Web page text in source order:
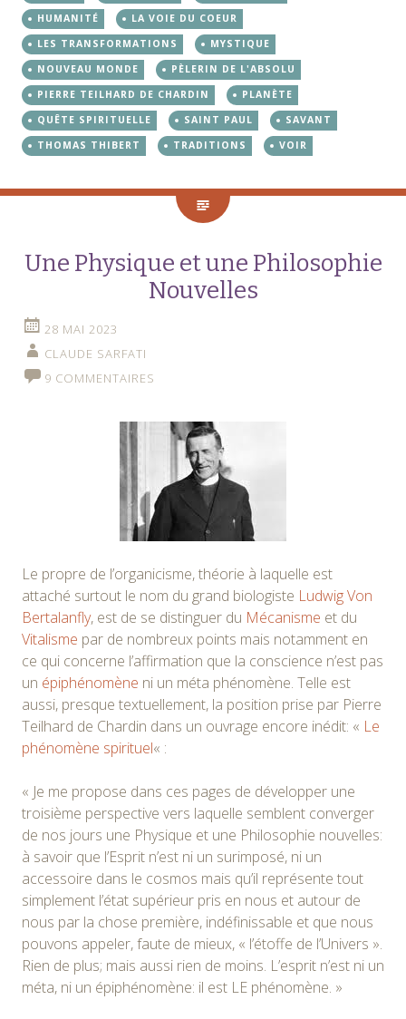
HUMANITÉ
LA VOIE DU COEUR
LES TRANSFORMATIONS
MYSTIQUE
NOUVEAU MONDE
PÈLERIN DE L'ABSOLU
PIERRE TEILHARD DE CHARDIN
PLANÈTE
QUÊTE SPIRITUELLE
SAINT PAUL
SAVANT
THOMAS THIBERT
TRADITIONS VOIR
Une Physique et une Philosophie
Nouvelles
28 MAI 2023
CLAUDE SARFATI
9 COMMENTAIRES
Le propre de l’organicisme, théorie à laquelle est
attaché surtout le nom du grand biologiste Ludwig Von
Bertalanfly, est de se distinguer du Mécanisme et du
Vitalisme par de nombreux points mais notamment en
ce qui concerne l’affirmation que la conscience n’est pas
un épiphénomène ni un méta phénomène. Telle est
aussi, presque textuellement, la position prise par Pierre
Teilhard de Chardin dans un ouvrage encore inédit: « Le
phénomène spirituel« :
« Je me propose dans ces pages de développer une
troisième perspective vers laquelle semblent converger
de nos jours une Physique et une Philosophie nouvelles:
à savoir que l’Esprit n’est ni un surimposé, ni un
accessoire dans le cosmos mais qu’il représente tout
simplement l’état supérieur pris en nous et autour de
nous par la chose première, indéfinissable et que nous
pouvons appeler, faute de mieux, « l’étoffe de l’Univers ».
Rien de plus; mais aussi rien de moins. L’esprit n’est ni un
méta, ni un épiphénomène: il est LE phénomène. »